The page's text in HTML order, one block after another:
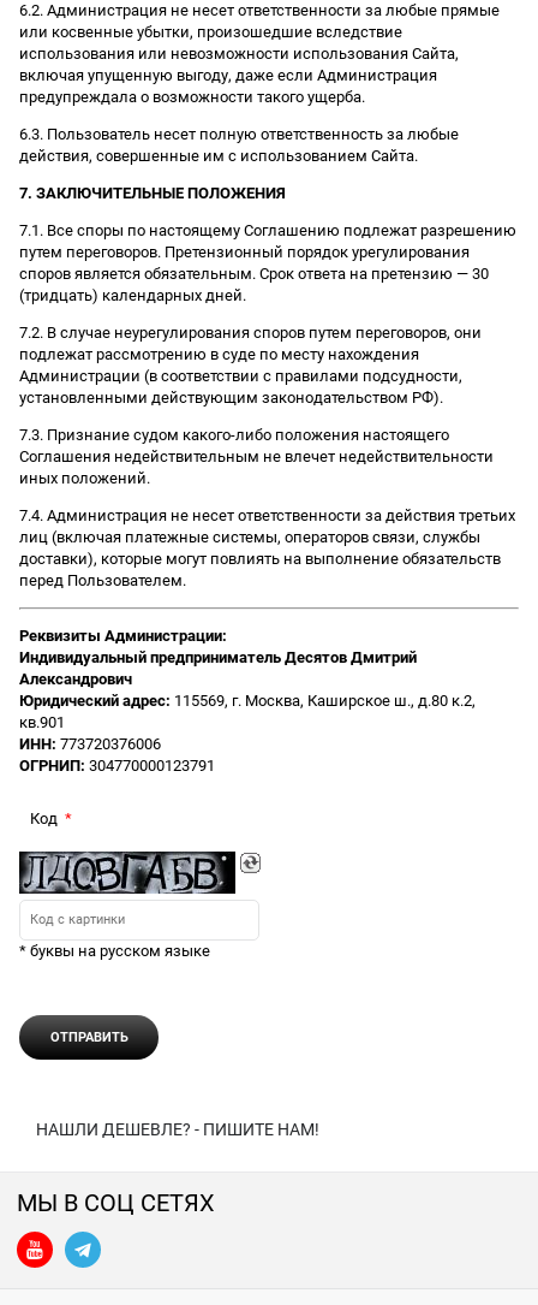
6.2. Администрация не несет ответственности за любые прямые
или косвенные убытки, произошедшие вследствие
использования или невозможности использования Сайта,
включая упущенную выгоду, даже если Администрация
предупреждала о возможности такого ущерба.
6.3. Пользователь несет полную ответственность за любые
действия, совершенные им с использованием Сайта.
7. ЗАКЛЮЧИТЕЛЬНЫЕ ПОЛОЖЕНИЯ
7.1. Все споры по настоящему Соглашению подлежат разрешению
путем переговоров. Претензионный порядок урегулирования
споров является обязательным. Срок ответа на претензию — 30
(тридцать) календарных дней.
7.2. В случае неурегулирования споров путем переговоров, они
подлежат рассмотрению в суде по месту нахождения
Администрации (в соответствии с правилами подсудности,
установленными действующим законодательством РФ).
7.3. Признание судом какого-либо положения настоящего
Соглашения недействительным не влечет недействительности
иных положений.
7.4. Администрация не несет ответственности за действия третьих
лиц (включая платежные системы, операторов связи, службы
доставки), которые могут повлиять на выполнение обязательств
перед Пользователем.
Реквизиты Администрации:
Индивидуальный предприниматель Десятов Дмитрий
Александрович
Юридический адрес: 115569, г. Москва, Каширское ш., д.80 к.2,
кв.901
ИНН: 773720376006
ОГРНИП: 304770000123791
Код
* буквы на русском языке
НАШЛИ ДЕШЕВЛЕ? - ПИШИТЕ НАМ!
МЫ В СОЦ СЕТЯХ